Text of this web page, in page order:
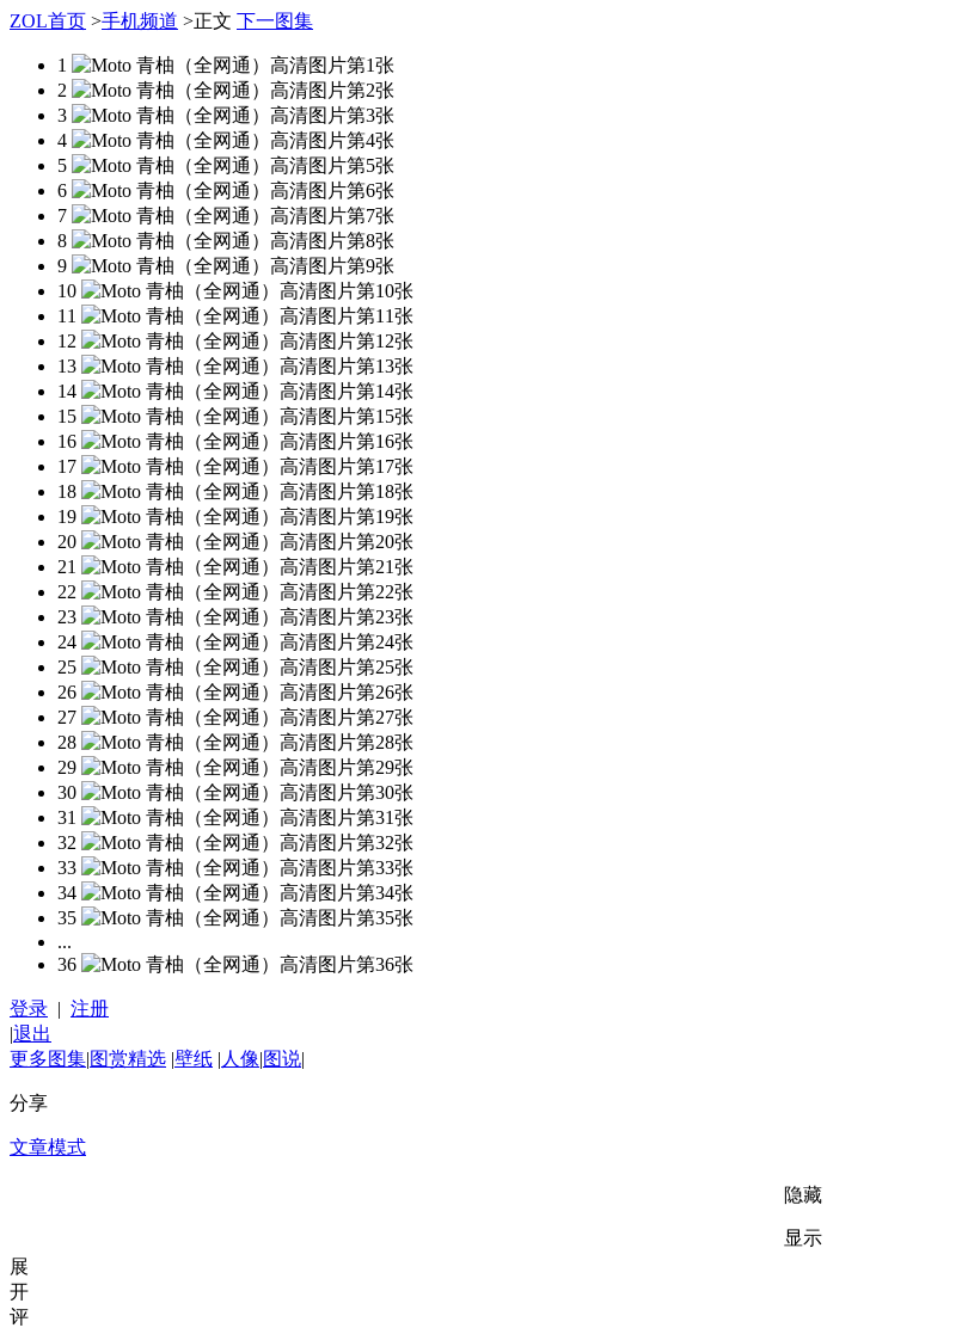
ZOL首页 >手机频道 >正文 下一图集
1
2
3
4
5
6
7
8
9
10
11
12
13
14
15
16
17
18
19
20
21
22
23
24
25
26
27
28
29
30
31
32
33
34
35
...
36
登录 | 注册
|退出
更多图集|图赏精选 |壁纸 | 人像|图说|
分享
文章模式
隐藏
显示
展
开
评